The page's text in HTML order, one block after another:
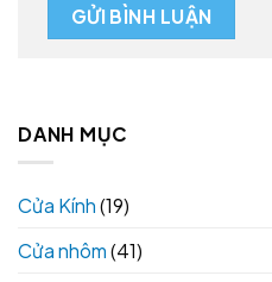
DANH MỤC
Cửa Kính(19)
Cửa nhôm(41)